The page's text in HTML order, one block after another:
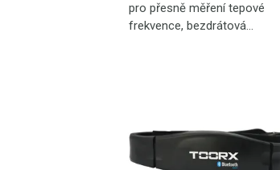
pro přesně měření tepové
frekvence, bezdrátová